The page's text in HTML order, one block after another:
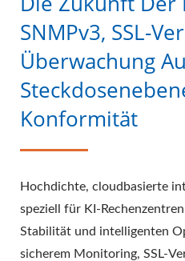
SNMPv3, SSL-
Überwachung
Konformität
Hochdichte, cloudbasierte
speziell für KI-
Stabilität und intelligenten
sicherem Monitoring, SSL-